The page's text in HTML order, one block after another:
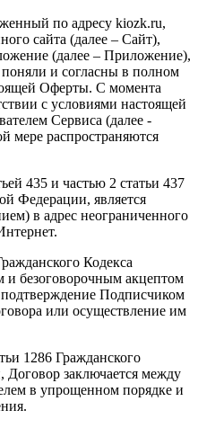
по адресу kiozk.ru,
сайта (далее – Сайт),
(далее – Приложение),
и согласны в полном
Оферты. С момента
с условиями настоящей
Сервиса (далее -
мере распространяются
435 и частью 2 статьи 437
Федерации, является
в адрес неограниченного
Кодекса
безоговорочным акцептом
Подписчиком
или осуществление им
1286 Гражданского
Договор заключается между
в упрощенном порядке и